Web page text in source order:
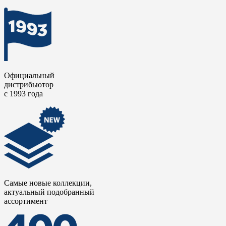
Официальный
дистрибьютор
с 1993 года
Самые новые коллекции,
актуальный подобранный
ассортимент